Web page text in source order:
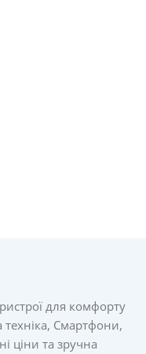
для комфорту
техніка, Смартфони,
ціни та зручна